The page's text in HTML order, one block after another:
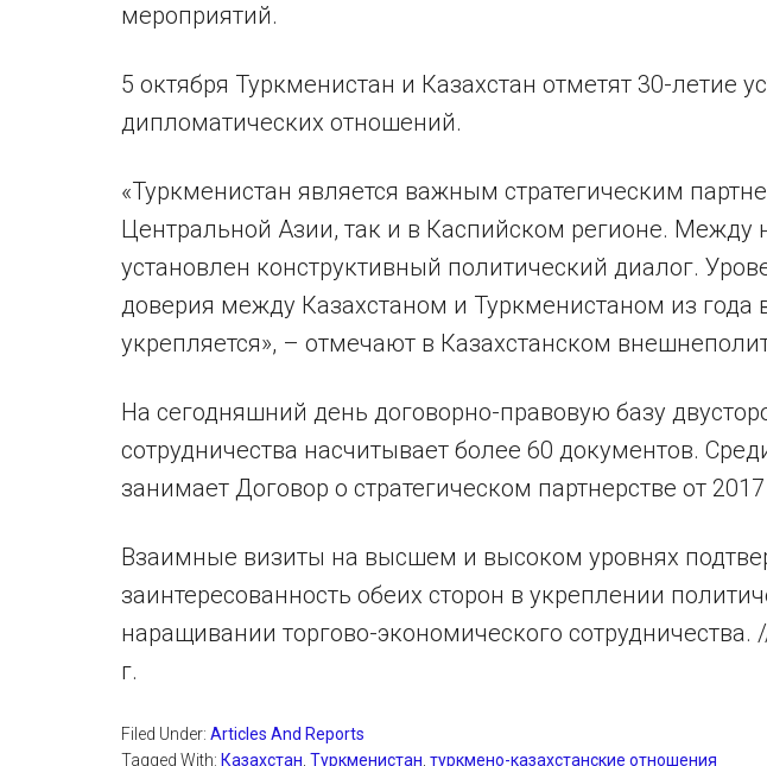
мероприятий.
5 октября Туркменистан и Казахстан отметят 30-летие
дипломатических отношений.
«Туркменистан является важным стратегическим
Центральной Азии, так и в Каспийском регионе.
установлен конструктивный политический диалог.
доверия между Казахстаном и Туркменистаном из года
укрепляется», – отмечают в Казахстанском
На сегодняшний день договорно-правовую базу
сотрудничества насчитывает более 60 документов.
занимает Договор о стратегическом партнерстве от 2017
Взаимные визиты на высшем и высоком уровнях
заинтересованность обеих сторон в укреплении
наращивании торгово-экономического сотрудничества.
г.
Filed Under: Articles And Reports
Tagged With: Казахстан Туркменистан туркмено-казахстанские отношения